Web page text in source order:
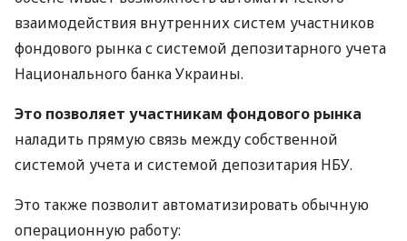
взаимодействия внутренних систем участников
фондового рынка с системой депозитарного учета
Национального банка Украины.
Это позволяет участникам фондового рынка
наладить прямую связь между собственной
системой учета и системой депозитария НБУ.
Это также позволит автоматизировать обычную
операционную работу: